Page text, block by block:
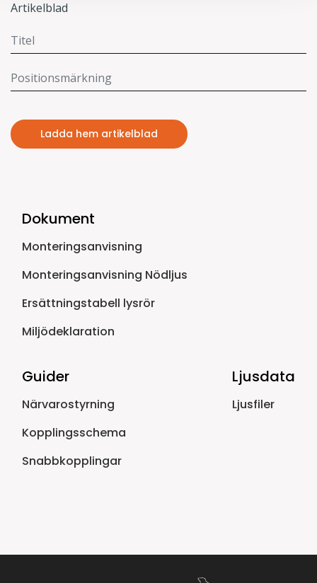
Artikelblad
Ladda hem artikelblad
Dokument
Monteringsanvisning
Monteringsanvisning Nödljus
Ersättningstabell lysrör
Miljödeklaration
Guider
Närvarostyrning
Kopplingsschema
Snabbkopplingar
Ljusdata
Ljusfiler